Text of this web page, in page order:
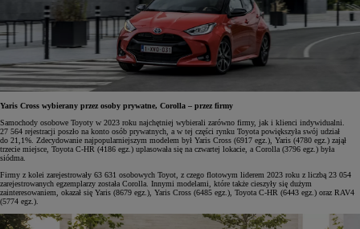
Yaris Cross wybierany przez osoby prywatne, Corolla – przez firmy
Samochody osobowe Toyoty w 2023 roku najchętniej wybierali zarówno firmy, jak i klienci indywidualni.
27 564 rejestracji poszło na konto osób prywatnych, a w tej części rynku Toyota powiększyła swój udział
do 21,1%. Zdecydowanie najpopularniejszym modelem był Yaris Cross (6917 egz.), Yaris (4780 egz.) zajął
trzecie miejsce, Toyota C-HR (4186 egz.) uplasowała się na czwartej lokacie, a Corolla (3796 egz.) była
siódma.
Firmy z kolei zarejestrowały 63 631 osobowych Toyot, z czego flotowym liderem 2023 roku z liczbą 23 054
zarejestrowanych egzemplarzy została Corolla. Innymi modelami, które także cieszyły się dużym
zainteresowaniem, okazał się Yaris (8679 egz.), Yaris Cross (6485 egz.), Toyota C-HR (6443 egz.) oraz RAV4
(5774 egz.).